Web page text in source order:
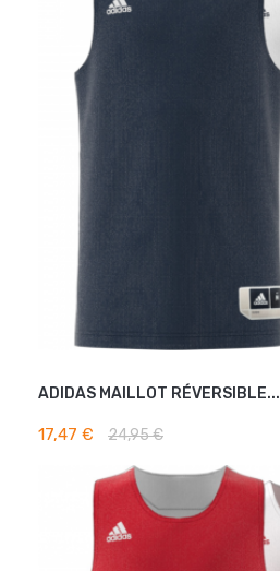
ADIDAS MAILLOT RÉVERSIBLE...
17,47 € 24,95 €